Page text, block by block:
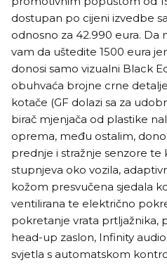
dostupan po cijeni izvedbe
odnosno za 42.990 eura. Da
vam da uštedite 1500 eura
donosi samo vizualni Black
obuhvaća brojne crne
kotače (GF dolazi sa za
birač mjenjača od plastike
oprema, među ostalim,
prednje i stražnje senzore
stupnjeva oko vozila,
kožom presvučena sjedala
ventilirana te električno
pokretanje vrata prtljažnika,
head-up zaslon, Infinity
svjetla s automatskom